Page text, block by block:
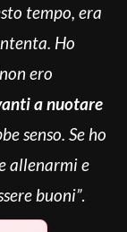
tempo, era
Ho
ero
a nuotare
senso. Se ho
allenarmi e
buoni”.